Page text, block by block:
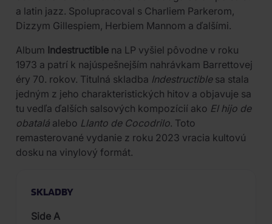
a latin jazz. Spolupracoval s Charliem Parkerom,
Dizzym Gillespiem, Herbiem Mannom a ďalšími.
Album Indestructible na LP vyšiel pôvodne v roku
1973 a patrí k najúspešnejším nahrávkam Barrettovej
éry 70. rokov. Titulná skladba Indestructiblesa stala
jedným z jeho charakteristických hitov a objavuje sa
tu vedľa ďalších salsových kompozícií ako El hijo de
obatalá alebo Llanto de Cocodrilo. Toto
remasterované vydanie z roku 2023 vracia kultovú
dosku na vinylový formát.
SKLADBY
Side A